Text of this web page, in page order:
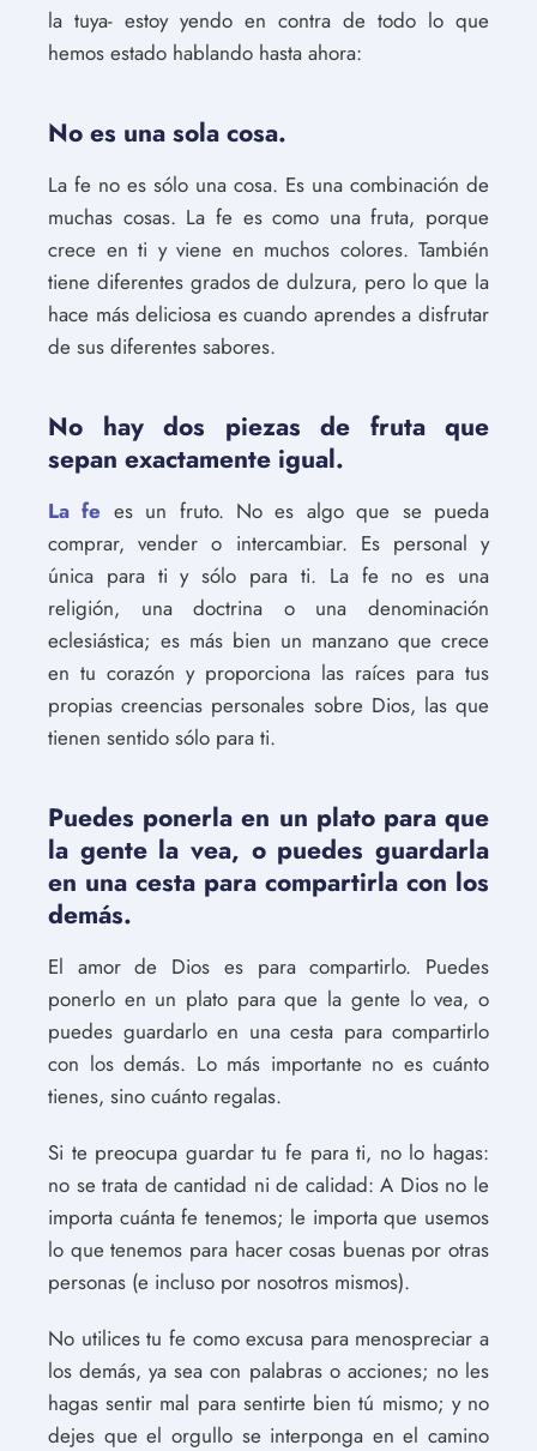
la tuya- estoy yendo en contra de todo lo que
hemos estado hablando hasta ahora:
No es una sola cosa.
La fe no es sólo una cosa. Es una combinación de
muchas cosas. La fe es como una fruta, porque
crece en ti y viene en muchos colores. También
tiene diferentes grados de dulzura, pero lo que la
hace más deliciosa es cuando aprendes a disfrutar
de sus diferentes sabores.
No hay dos piezas de fruta que
sepan exactamente igual.
La fe es un fruto. No es algo que se pueda
comprar, vender o intercambiar. Es personal y
única para ti y sólo para ti. La fe no es una
religión, una doctrina o una denominación
eclesiástica; es más bien un manzano que crece
en tu corazón y proporciona las raíces para tus
propias creencias personales sobre Dios, las que
tienen sentido sólo para ti.
Puedes ponerla en un plato para que
la gente la vea, o puedes guardarla
en una cesta para compartirla con los
demás.
El amor de Dios es para compartirlo. Puedes
ponerlo en un plato para que la gente lo vea, o
puedes guardarlo en una cesta para compartirlo
con los demás. Lo más importante no es cuánto
tienes, sino cuánto regalas.
Si te preocupa guardar tu fe para ti, no lo hagas:
no se trata de cantidad ni de calidad: A Dios no le
importa cuánta fe tenemos; le importa que usemos
lo que tenemos para hacer cosas buenas por otras
personas (e incluso por nosotros mismos).
No utilices tu fe como excusa para menospreciar a
los demás, ya sea con palabras o acciones; no les
hagas sentir mal para sentirte bien tú mismo; y no
dejes que el orgullo se interponga en el camino